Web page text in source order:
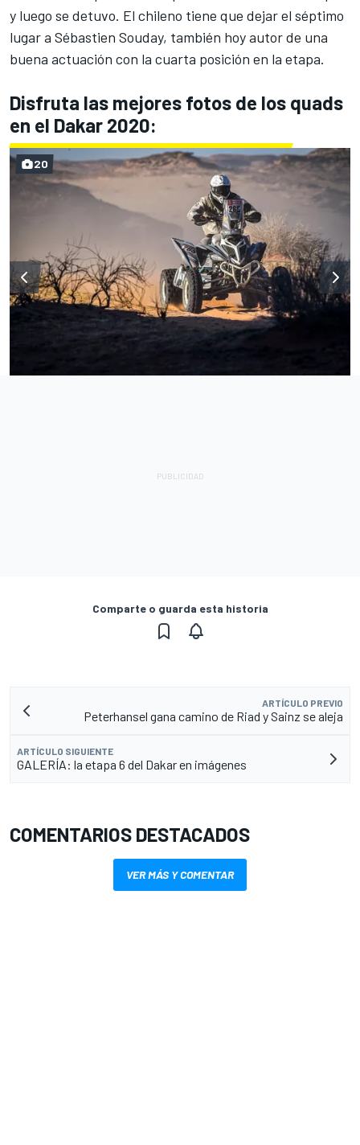
y luego se detuvo. El chileno tiene que dejar el séptimo
lugar a Sébastien Souday, también hoy autor de una
buena actuación con la cuarta posición en la etapa.
Disfruta las mejores fotos de los quads
en el Dakar 2020:
20
Comparte o guarda esta historia
ARTÍCULO PREVIO
Peterhansel gana camino de Riad y Sainz se aleja
ARTÍCULO SIGUIENTE
GALERÍA: la etapa 6 del Dakar en imágenes
COMENTARIOS DESTACADOS
VER MÁS Y COMENTAR